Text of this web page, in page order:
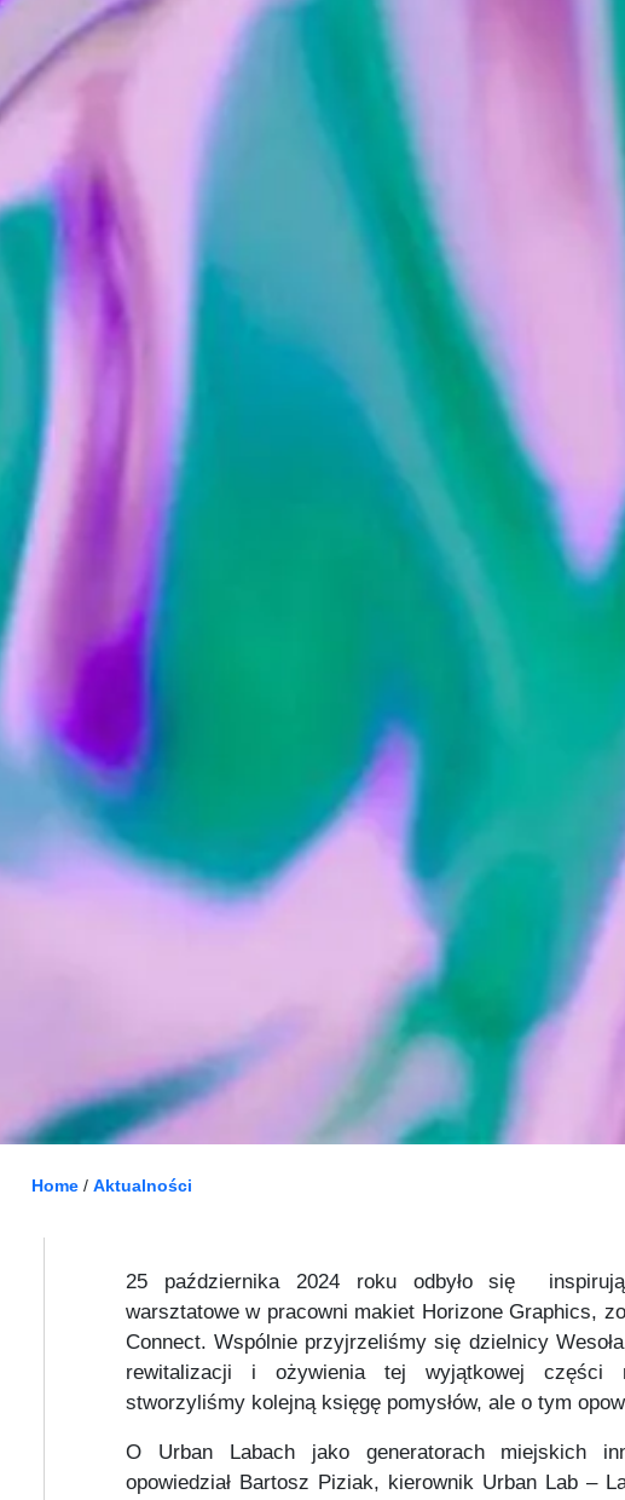
Home/ Aktualności
25 października 2024 roku odbyło się
warsztatowe w pracowni makiet Horizone Graphics,
Connect. Wspólnie przyjrzeliśmy się dzielnicy
rewitalizacji i ożywienia tej wyjątkowej części
stworzyliśmy kolejną księgę pomysłów, ale o tym
O Urban Labach jako generatorach miejskich
opowiedział Bartosz Piziak, kierownik Urban Lab –